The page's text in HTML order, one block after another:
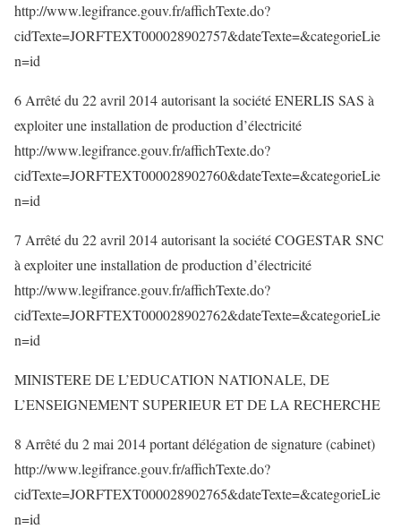
http://www.legifrance.gouv.fr/affichTexte.do?
cidTexte=JORFTEXT000028902757&dateTexte=&categorieLie
n=id
6 Arrêté du 22 avril 2014 autorisant la société ENERLIS SAS à
exploiter une installation de production d’électricité
http://www.legifrance.gouv.fr/affichTexte.do?
cidTexte=JORFTEXT000028902760&dateTexte=&categorieLie
n=id
7 Arrêté du 22 avril 2014 autorisant la société COGESTAR SNC
à exploiter une installation de production d’électricité
http://www.legifrance.gouv.fr/affichTexte.do?
cidTexte=JORFTEXT000028902762&dateTexte=&categorieLie
n=id
MINISTERE DE L’EDUCATION NATIONALE, DE
L’ENSEIGNEMENT SUPERIEUR ET DE LA RECHERCHE
8 Arrêté du 2 mai 2014 portant délégation de signature (cabinet)
http://www.legifrance.gouv.fr/affichTexte.do?
cidTexte=JORFTEXT000028902765&dateTexte=&categorieLie
n=id